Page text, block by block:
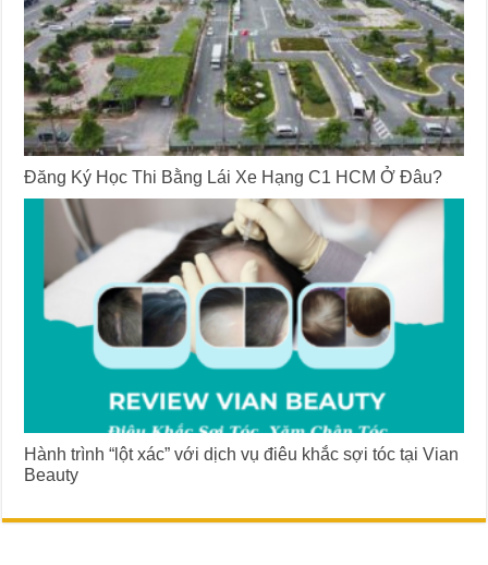
Đăng Ký Học Thi Bằng Lái Xe Hạng C1 HCM Ở Đâu?
Hành trình “lột xác” với dịch vụ điêu khắc sợi tóc tại Vian
Beauty